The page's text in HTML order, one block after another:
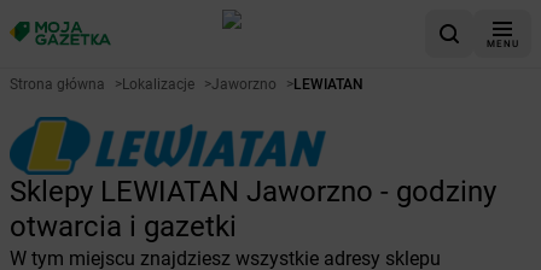
MENU
Strona główna >Lokalizacje >Jaworzno >LEWIATAN
Sklepy LEWIATAN Jaworzno - godziny
otwarcia i gazetki
W tym miejscu znajdziesz wszystkie adresy sklepu